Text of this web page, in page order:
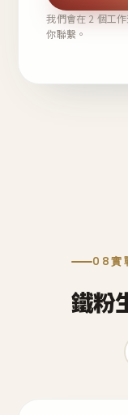
我們會在 2 個工
你聯繫。
08實
鐵粉